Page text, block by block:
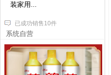
装家用...
已成功销售10件
系统自营